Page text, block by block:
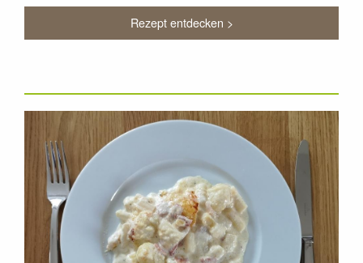
Rezept entdecken >